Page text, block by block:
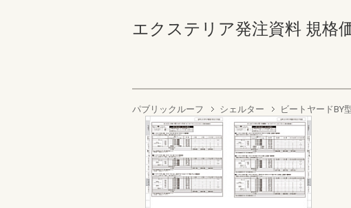
エクステリア発注資料 規格
パブリックルーフ シェルター ビートヤードBY